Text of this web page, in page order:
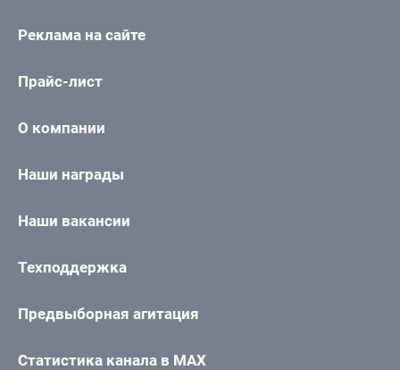
Реклама на сайте
Прайс-лист
О компании
Наши награды
Наши вакансии
Техподдержка
Предвыборная агитация
Статистика канала в MAX